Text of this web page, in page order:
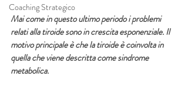
Coaching Strategico
Mai come in questo ultimo periodo i problemi
relati alla tiroide sono in crescita esponenziale. Il
motivo principale è che la tiroide è coinvolta in
quella che viene descritta come sindrome
metabolica.